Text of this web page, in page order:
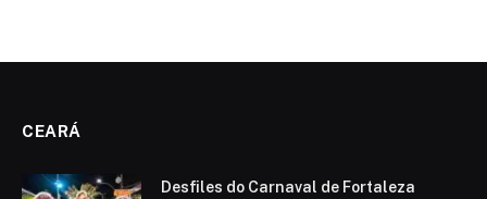
CEARÁ
Desfiles do Carnaval de Fortaleza